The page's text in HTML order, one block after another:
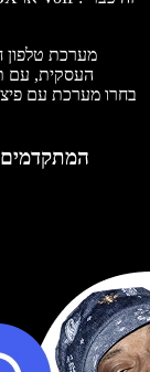
מערכת
העסקית, עם